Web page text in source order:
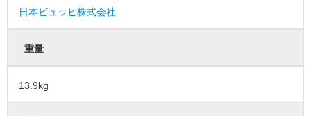
日本ビュッヒ株式会社
重量
13.9kg